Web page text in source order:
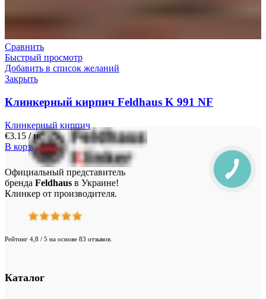
Сравнить
Быстрый просмотр
Добавить в список желаний
Закрыть
Клинкерный кирпич Feldhaus K 991 NF
Клинкерный кирпич
€3.15 / шт.
В корзину
Официальный представитель
бренда Feldhaus в Украине!
Клинкер от производителя.
Рейтинг 4,8 / 5 на основе 83 отзывов.
Каталог